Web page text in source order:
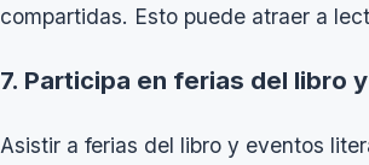
compartidas. Esto puede atraer a
7. Participa en ferias del libro
Asistir a ferias del libro y eventos